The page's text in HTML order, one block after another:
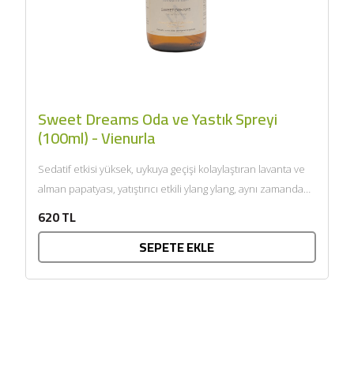
Sweet Dreams Oda ve Yastık Spreyi
(100ml) - Vienurla
Sedatif etkisi yüksek, uykuya geçişi kolaylaştıran lavanta ve
alman papatyası, yatıştırıcı etkili ylang ylang, aynı zamanda
620 TL
SEPETE EKLE